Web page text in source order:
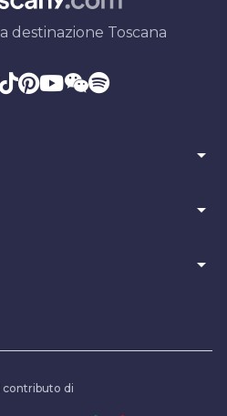
destinazione Toscana
arrow_drop_down
arrow_drop_down
arrow_drop_down
contributo di